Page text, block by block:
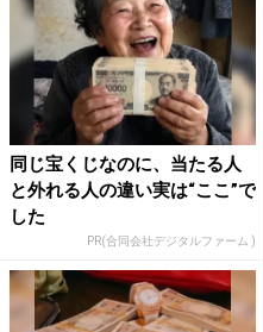
同じ宝くじなのに、当たる人
と外れる人の違い実は“ここ”で
した
PR(合同会社デジタルファーム )